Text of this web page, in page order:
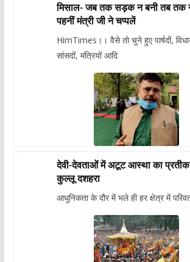
मिसाल- जब तक सड़क न बनी तब तक
पहनीं मंत्री जी ने चप्पलें
HimTimes।। वैसे तो चुने हुए पार्षदों,
सांसदों, मंत्रियों आदि
देवी-देवताओं में अटूट आस्था का
कुल्लू दशहरा
आधुनिकता के दौर में भले ही हर क्षेत्र में